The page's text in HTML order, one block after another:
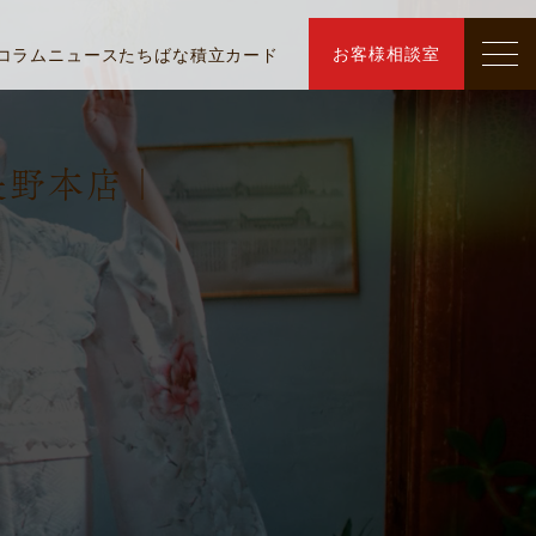
ラム ニュースたちばな積立カード お客様相談室
本店｜